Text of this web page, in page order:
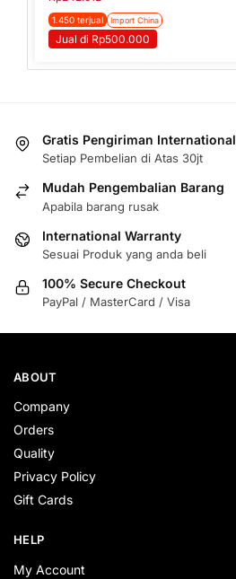
1.450 terjual Import China
Jual di Rp500.000
Gratis Pengiriman International
Setiap Pembelian di Atas 30jt
Mudah Pengembalian Barang
Apabila barang rusak
International Warranty
Sesuai Produk yang anda beli
100% Secure Checkout
PayPal / MasterCard / Visa
ABOUT
Company
Orders
Quality
Privacy Policy
Gift Cards
HELP
My Account